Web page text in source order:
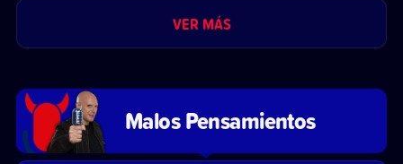
VER MÁS
Malos Pensamientos